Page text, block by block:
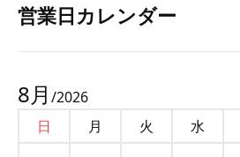
営業⽇カレンダー
8月 /2026
日
月 火 水